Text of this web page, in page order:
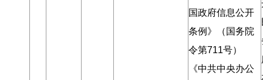
国政府信息公开
条例》（国务院
令第711号）
《中共中央办公